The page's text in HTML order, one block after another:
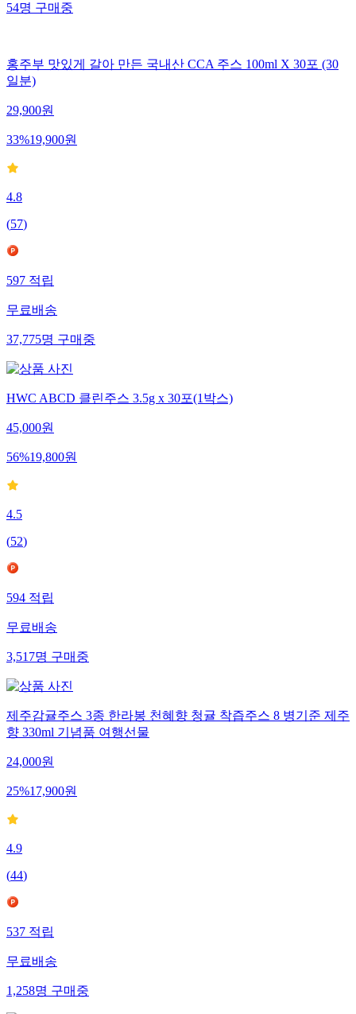
54명 구매중
홍주부 맛있게 갈아 만든 국내산 CCA 주스 100ml X 30포 (30
일분)
29,900원
33%19,900원
4.8
(57)
597 적립
무료배송
37,775명 구매중
HWC ABCD 클린주스 3.5g x 30포(1박스)
45,000원
56%19,800원
4.5
(52)
594 적립
무료배송
3,517명 구매중
제주감귤주스 3종 한라봉 천혜향 청귤 착즙주스 8 병기준 제주
향 330ml 기념품 여행선물
24,000원
25%17,900원
4.9
(44)
537 적립
무료배송
1,258명 구매중